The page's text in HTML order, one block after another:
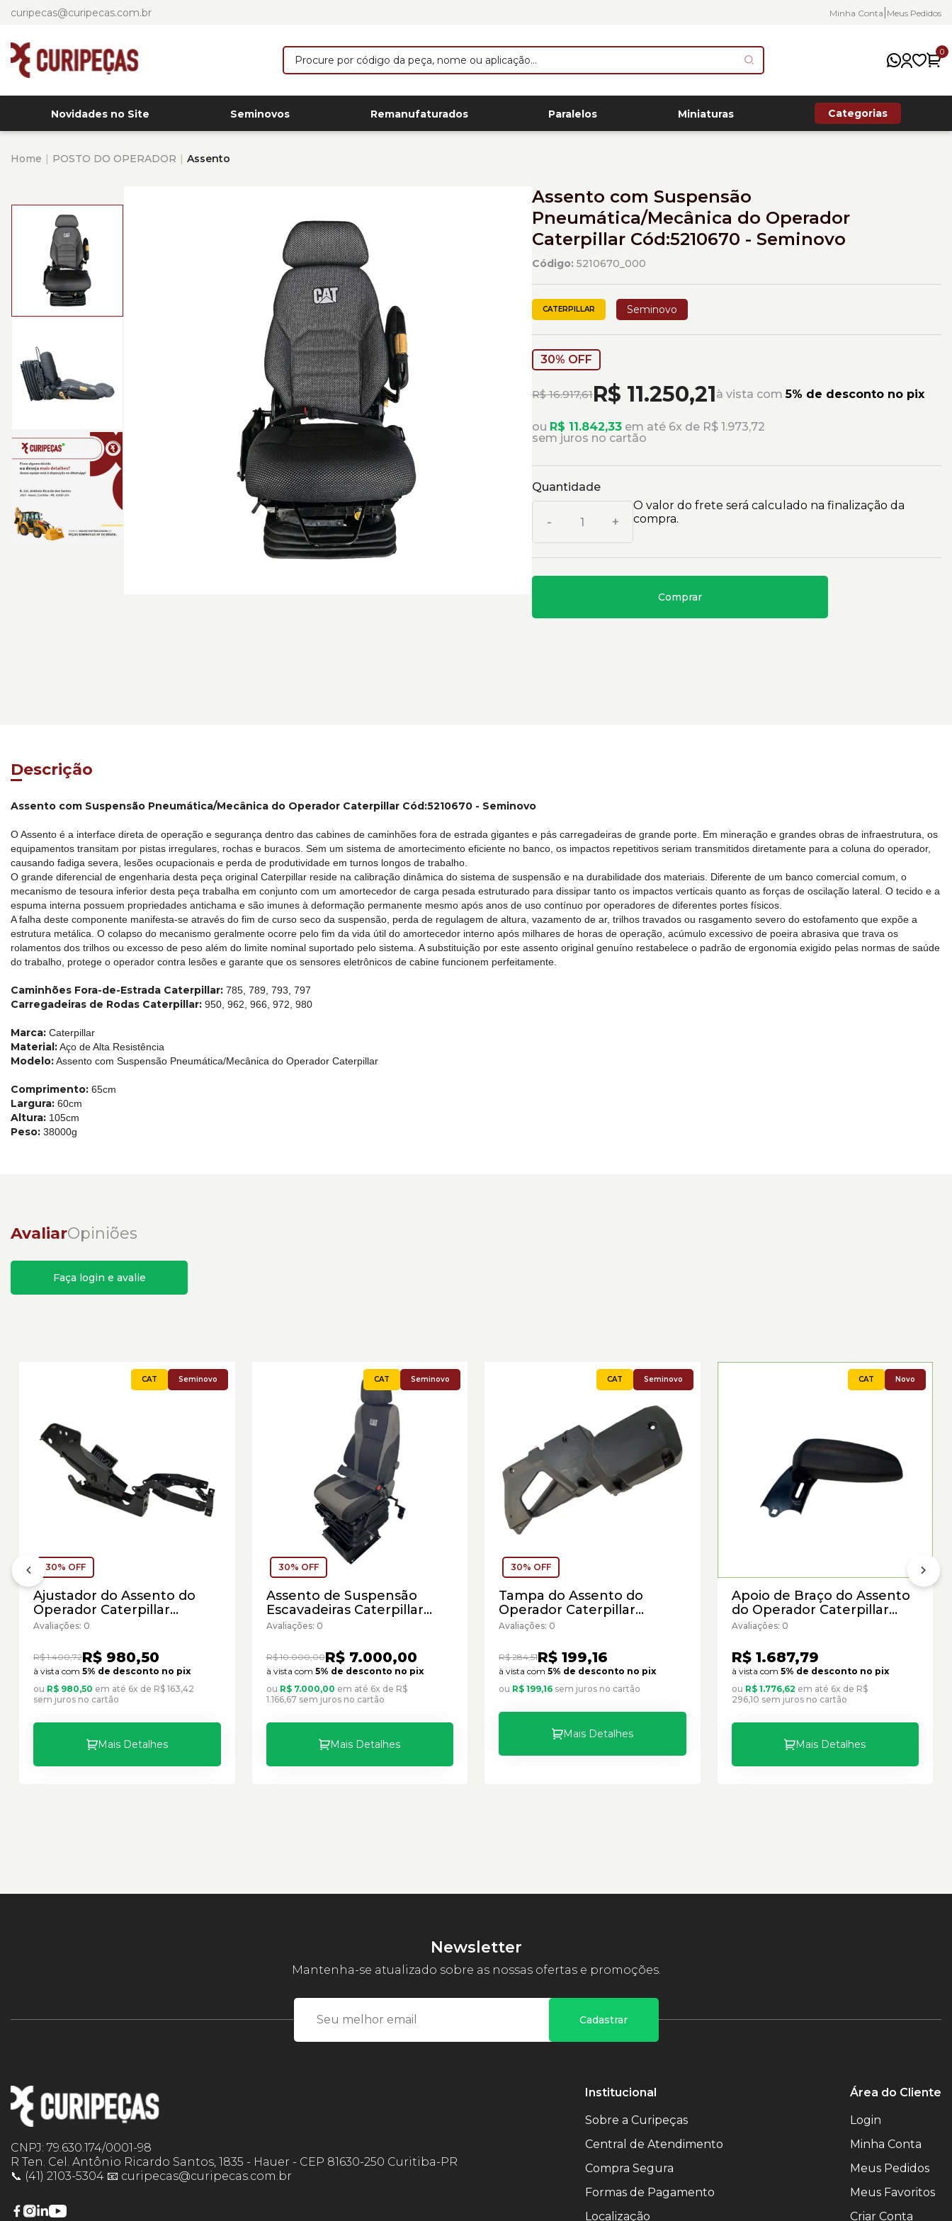
curipecas@curipecas.com.br Minha Conta Meus Pedidos
0
Novidades no Site Seminovos Remanufaturados Paralelos Miniaturas Categorias
Home POSTO DO OPERADOR Assento
Assento com Suspensão
Pneumática/Mecânica do Operador
Caterpillar Cód:5210670 - Seminovo
Código: 5210670_000
CATERPILLAR Seminovo
30% OFF
R$ 16.917,61R$ 11.250,21à vista com5% de desconto no pix
ou R$ 11.842,33em até 6x de R$ 1.973,72
sem juros no cartão
Quantidade
- +
O valor do frete será calculado na finalização da
compra.
Comprar
Descrição
Assento com Suspensão Pneumática/Mecânica do Operador Caterpillar Cód:5210670 - Seminovo
O Assento é a interface direta de operação e segurança dentro das cabines de caminhões fora de estrada gigantes e pás carregadeiras de grande porte. Em mineração e grandes obras de infraestrutura, os
equipamentos transitam por pistas irregulares, rochas e buracos. Sem um sistema de amortecimento eficiente no banco, os impactos repetitivos seriam transmitidos diretamente para a coluna do operador,
causando fadiga severa, lesões ocupacionais e perda de produtividade em turnos longos de trabalho.
O grande diferencial de engenharia desta peça original Caterpillar reside na calibração dinâmica do sistema de suspensão e na durabilidade dos materiais. Diferente de um banco comercial comum, o
mecanismo de tesoura inferior desta peça trabalha em conjunto com um amortecedor de carga pesada estruturado para dissipar tanto os impactos verticais quanto as forças de oscilação lateral. O tecido e a
espuma interna possuem propriedades antichama e são imunes à deformação permanente mesmo após anos de uso contínuo por operadores de diferentes portes físicos.
A falha deste componente manifesta-se através do fim de curso seco da suspensão, perda de regulagem de altura, vazamento de ar, trilhos travados ou rasgamento severo do estofamento que expõe a
estrutura metálica. O colapso do mecanismo geralmente ocorre pelo fim da vida útil do amortecedor interno após milhares de horas de operação, acúmulo excessivo de poeira abrasiva que trava os
rolamentos dos trilhos ou excesso de peso além do limite nominal suportado pelo sistema. A substituição por este assento original genuíno restabelece o padrão de ergonomia exigido pelas normas de saúde
do trabalho, protege o operador contra lesões e garante que os sensores eletrônicos de cabine funcionem perfeitamente.
Caminhões Fora-de-Estrada Caterpillar: 785, 789, 793, 797
Carregadeiras de Rodas Caterpillar: 950, 962, 966, 972, 980
Marca: Caterpillar
Material:Aço de Alta Resistência
Modelo:Assento com Suspensão Pneumática/Mecânica do Operador Caterpillar
Comprimento: 65cm
Largura: 60cm
Altura: 105cm
Peso: 38000g
AvaliarOpiniões
Faça login e avalie
Seminovo
30% OFF
Ajustador do Assento do
Operador Caterpillar
Cód:3492600 - Seminovo
Avaliações: 0
R$ 1.400,72R$ 980,50
à vista com 5% de desconto no pix
ou R$ 980,50 em até 6x de R$ 163,42
sem juros no cartão
Mais Detalhes
Seminovo
30% OFF
Assento de Suspensão
Escavadeiras Caterpillar
Cód:3276507 - Seminovo
Avaliações: 0
R$ 10.000,00R$ 7.000,00
à vista com 5% de desconto no pix
ou R$ 7.000,00 em até 6x de R$
1.166,67 sem juros no cartão
Mais Detalhes
Seminovo
30% OFF
Tampa do Assento do
Operador Caterpillar
Cód:3492592 - Seminovo
Avaliações: 0
R$ 284,51R$ 199,16
à vista com 5% de desconto no pix
ou R$ 199,16 sem juros no cartão
Mais Detalhes
Novo
Apoio de Braço do Assento
do Operador Caterpillar
Cód:5273964 - Novo
Avaliações: 0
R$ 1.687,79
à vista com 5% de desconto no pix
ou R$ 1.776,62 em até 6x de R$
296,10 sem juros no cartão
Mais Detalhes
Newsletter
Mantenha-se atualizado sobre as nossas ofertas e promoções.
Cadastrar
CNPJ: 79.630.174/0001-98
R Ten. Cel. Antônio Ricardo Santos, 1835 - Hauer - CEP 81630-250 Curitiba-PR
📞 (41) 2103-5304 📧 curipecas@curipecas.com.br
Institucional
Sobre a Curipeças
Central de Atendimento
Compra Segura
Formas de Pagamento
Localização
Área do Cliente
Login
Minha Conta
Meus Pedidos
Meus Favoritos
Criar Conta